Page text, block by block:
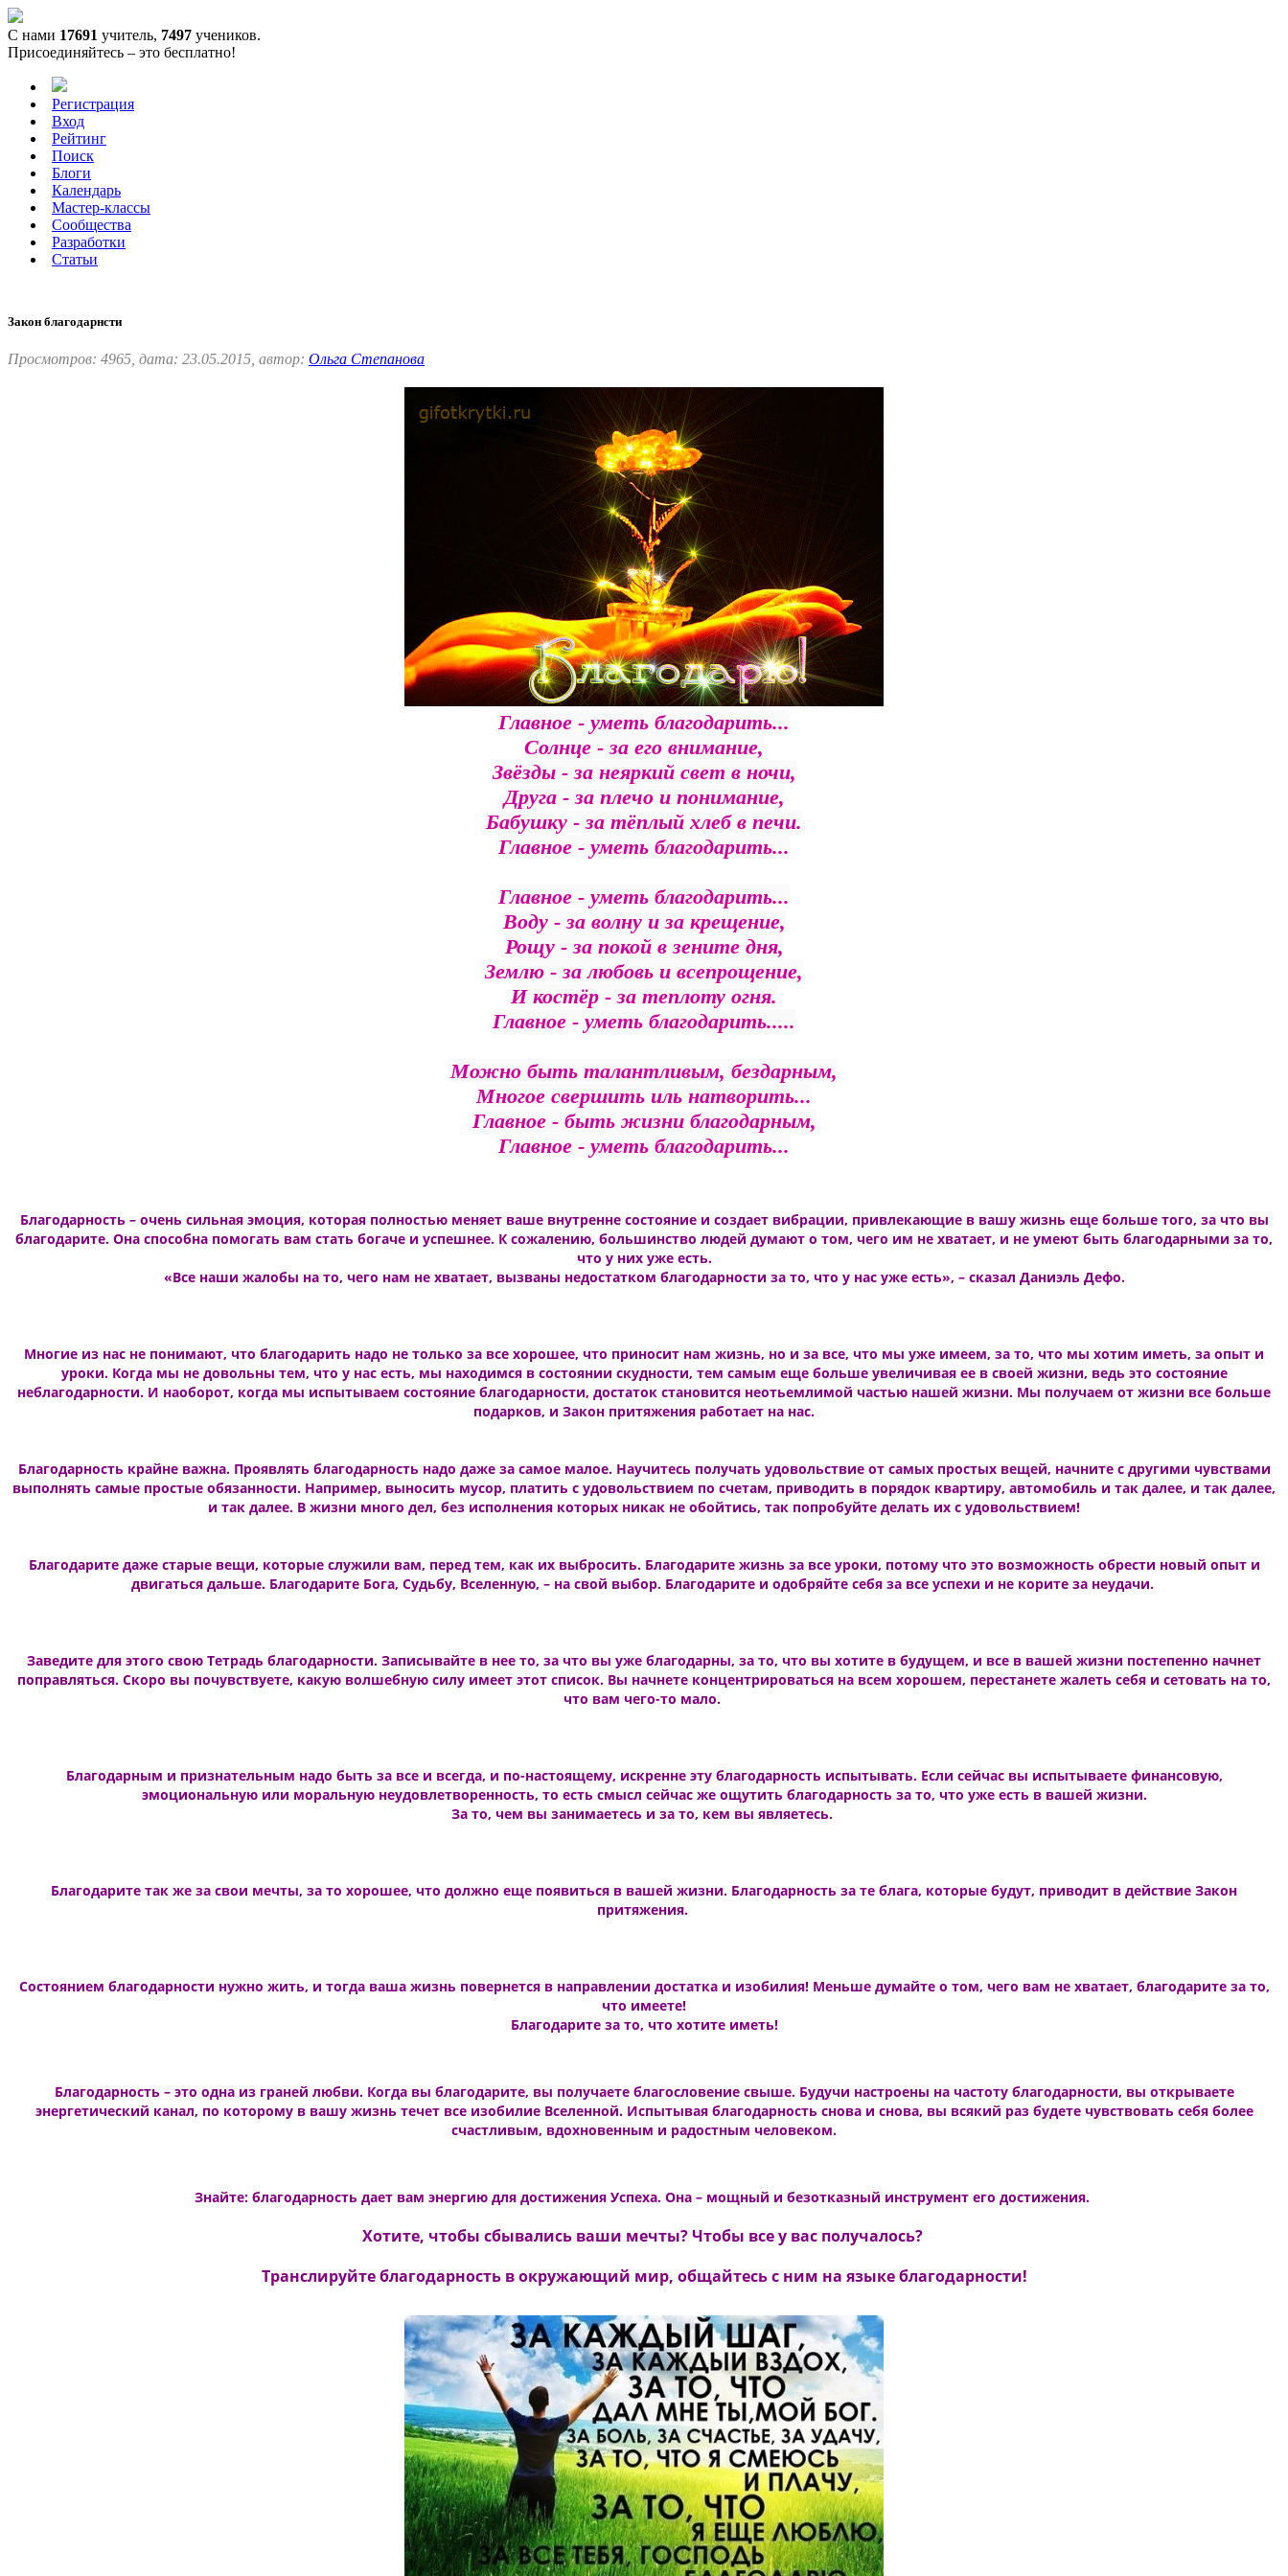
С нами 17691 учитель, 7497 учеников.
Присоединяйтесь – это бесплатно!
Регистрация
Вход
Рейтинг
Поиск
Блоги
Календарь
Мастер-классы
Сообщества
Разработки
Статьи
Закон благодарнсти
Просмотров: 4965, дата: 23.05.2015, автор: Ольга Степанова
Главное - уметь благодарить...
Солнце - за его внимание,
Звёзды - за неяркий свет в ночи,
Друга - за плечо и понимание,
Бабушку - за тёплый хлеб в печи.
Главное - уметь благодарить...
Главное - уметь благодарить...
Воду - за волну и за крещение,
Рощу - за покой в зените дня,
Землю - за любовь и всепрощение,
И костёр - за теплоту огня.
Главное - уметь благодарить.....
Можно быть талантливым, бездарным,
Многое свершить иль натворить...
Главное - быть жизни благодарным,
Главное - уметь благодарить...
Благодарность – очень сильная эмоция, которая полностью меняет ваше внутренне состояние и создает вибрации, привлекающие в вашу жизнь еще больше того, за что вы
благодарите. Она способна помогать вам стать богаче и успешнее. К сожалению, большинство людей думают о том, чего им не хватает, и не умеют быть благодарными за то,
что у них уже есть.
«Все наши жалобы на то, чего нам не хватает, вызваны недостатком благодарности за то, что у нас уже есть», – сказал Даниэль Дефо.
Многие из нас не понимают, что благодарить надо не только за все хорошее, что приносит нам жизнь, но и за все, что мы уже имеем, за то, что мы хотим иметь, за опыт и
уроки. Когда мы не довольны тем, что у нас есть, мы находимся в состоянии скудности, тем самым еще больше увеличивая ее в своей жизни, ведь это состояние
неблагодарности. И наоборот, когда мы испытываем состояние благодарности, достаток становится неотьемлимой частью нашей жизни. Мы получаем от жизни все больше
подарков, и Закон притяжения работает на нас.
Благодарность крайне важна. Проявлять благодарность надо даже за самое малое. Научитесь получать удовольствие от самых простых вещей, начните с другими чувствами
выполнять самые простые обязанности. Например, выносить мусор, платить с удовольствием по счетам, приводить в порядок квартиру, автомобиль и так далее, и так далее,
и так далее. В жизни много дел, без исполнения которых никак не обойтись, так попробуйте делать их с удовольствием!
Благодарите даже старые вещи, которые служили вам, перед тем, как их выбросить. Благодарите жизнь за все уроки, потому что это возможность обрести новый опыт и
двигаться дальше. Благодарите Бога, Судьбу, Вселенную, – на свой выбор. Благодарите и одобряйте себя за все успехи и не корите за неудачи.
Заведите для этого свою Тетрадь благодарности. Записывайте в нее то, за что вы уже благодарны, за то, что вы хотите в будущем, и все в вашей жизни постепенно начнет
поправляться. Скоро вы почувствуете, какую волшебную силу имеет этот список. Вы начнете концентрироваться на всем хорошем, перестанете жалеть себя и сетовать на то,
что вам чего-то мало.
Благодарным и признательным надо быть за все и всегда, и по-настоящему, искренне эту благодарность испытывать. Если сейчас вы испытываете финансовую,
эмоциональную или моральную неудовлетворенность, то есть смысл сейчас же ощутить благодарность за то, что уже есть в вашей жизни.
За то, чем вы занимаетесь и за то, кем вы являетесь.
Благодарите так же за свои мечты, за то хорошее, что должно еще появиться в вашей жизни. Благодарность за те блага, которые будут, приводит в действие Закон
притяжения.
Состоянием благодарности нужно жить, и тогда ваша жизнь повернется в направлении достатка и изобилия! Меньше думайте о том, чего вам не хватает, благодарите за то,
что имеете!
Благодарите за то, что хотите иметь!
Благодарность – это одна из граней любви. Когда вы благодарите, вы получаете благословение свыше. Будучи настроены на частоту благодарности, вы открываете
энергетический канал, по которому в вашу жизнь течет все изобилие Вселенной. Испытывая благодарность снова и снова, вы всякий раз будете чувствовать себя более
счастливым, вдохновенным и радостным человеком.
Знайте: благодарность дает вам энергию для достижения Успеха. Она – мощный и безотказный инструмент его достижения.
Хотите, чтобы сбывались ваши мечты? Чтобы все у вас получалось?
Транслируйте благодарность в окружающий мир, общайтесь с ним на языке благодарности!